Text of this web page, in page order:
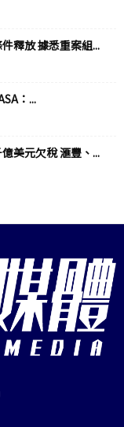
釋放 據悉重案組...
：...
美元欠稅 滙豐、...